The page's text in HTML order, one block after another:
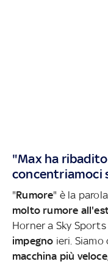
"Max ha
concentriamoci
"Rumore" è la
molto rumore
Horner a Sky Sports
impegno ieri.
macchina più veloce